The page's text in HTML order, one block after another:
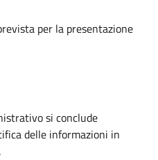
per la presentazione
si conclude
delle informazioni in